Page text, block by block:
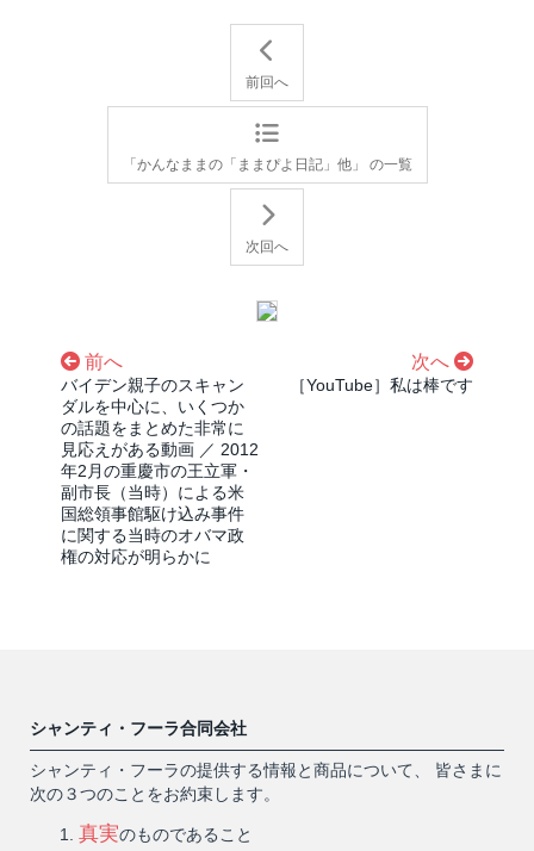
前回へ
「かんなままの「ままぴよ日記」他」 の一覧
次回へ
前へ
バイデン親子のスキャン
ダルを中心に、いくつか
の話題をまとめた非常に
見応えがある動画 ／ 2012
年2月の重慶市の王立軍・
副市長（当時）による米
国総領事館駆け込み事件
に関する当時のオバマ政
権の対応が明らかに
次へ
［YouTube］私は棒です
シャンティ・フーラ合同会社
シャンティ・フーラの提供する情報と商品について、 皆さまに
次の３つのことをお約束します。
真実のものであること